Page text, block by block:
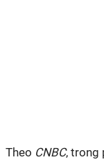
Theo CNBC, trong